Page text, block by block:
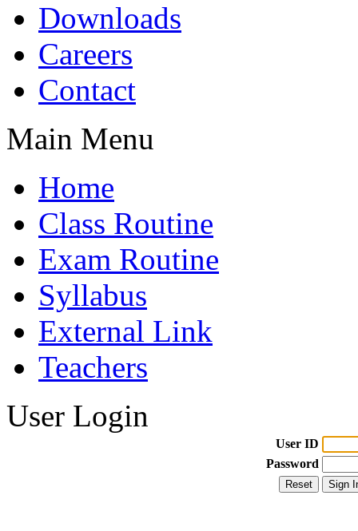
Downloads
Careers
Contact
Main Menu
Home
Class Routine
Exam Routine
Syllabus
External Link
Teachers
User Login
User ID
Password